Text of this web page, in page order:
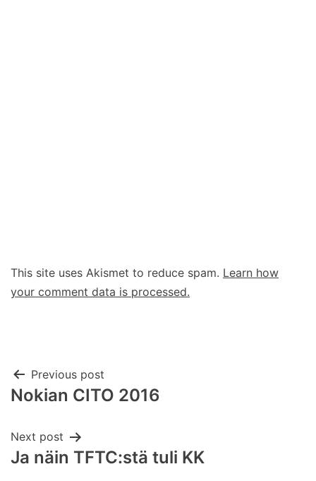
This site uses Akismet to reduce spam. Learn how
your comment data is processed.
Post
Previous post
Nokian CITO 2016
Next post
Ja näin TFTC:stä tuli KK